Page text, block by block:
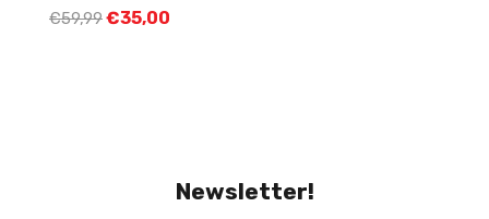
€59,99€35,00
Newsletter!